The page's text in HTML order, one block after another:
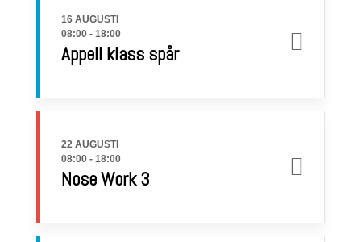
16 AUGUSTI
08:00- 18:00
Appell klass spår
22 AUGUSTI
08:00- 18:00
Nose Work 3